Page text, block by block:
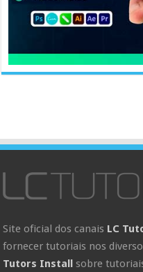
Site oficial dos canais LC
fornecer tutoriais nos
Tutors Install sobre